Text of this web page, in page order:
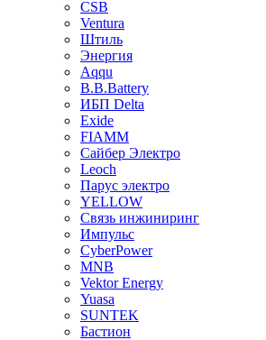
CSB
Ventura
Штиль
Энергия
Aqqu
B.B.Bаttery
ИБП Delta
Exide
FIAMM
Сайбер Электро
Leoch
Парус электро
YELLOW
Связь инжиниринг
Импульс
CyberPower
MNB
Vektor Energy
Yuasa
SUNTEK
Бастион